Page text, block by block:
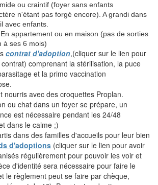
ou craintif (foyer sans enfants
n'étant pas forgé encore). A grandi dans
avec enfants.
appartement ou en maison (pas de sorties
à ses 6 mois)
contrat d'adoption,(cliquer sur le lien pour
comprenant la stérilisation, la puce
et la primo vaccination
nourris avec des croquettes Proplan.
ou chat dans un foyer se prépare, un
est nécessaire pendant les 24/48
dans le calme ;)
dans des familles d'accueils pour leur bien
d'adoptions (cliquer sur le lien pour avoir
régulièrement pour pouvoir les voir et
d'identité sera nécessaire pour faire le
le règlement peut se faire par chèque,